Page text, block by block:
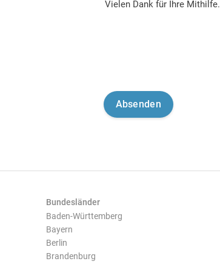
Vielen Dank für Ihre Mithilfe.
Bundesländer
Baden-Württemberg
Bayern
Berlin
Brandenburg